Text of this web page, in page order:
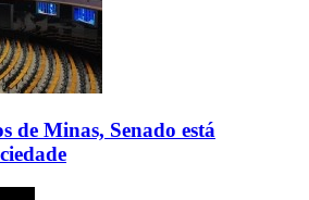
de Minas, Senado está